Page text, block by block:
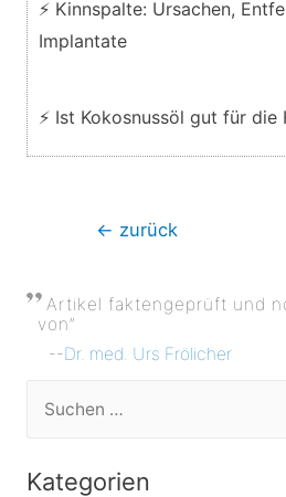
⚡ Kinnspalte: Ursachen,
Implantate
⚡ Ist Kokosnussöl gut für die
← zurück
Artikel faktengeprüft und
von”
--Dr. med. Urs Frölicher
Kategorien